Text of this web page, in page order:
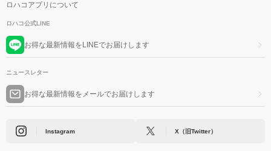
ロハコアプリについて
ロハコ公式LINE
お得な最新情報をLINEでお届けします
ニュースレター
お得な最新情報をメールでお届けします
Instagram X（旧Twitter）